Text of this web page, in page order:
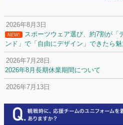
2026年8月3日
NEW!
スポーツウェア選び、約7割が「
ンド」で「自由にデザイン」できたら
2026年7月28日
2026年8月長期休業期間について
2026年7月13日
2026年7月2日
名前入りユニフォームで子どもの自信